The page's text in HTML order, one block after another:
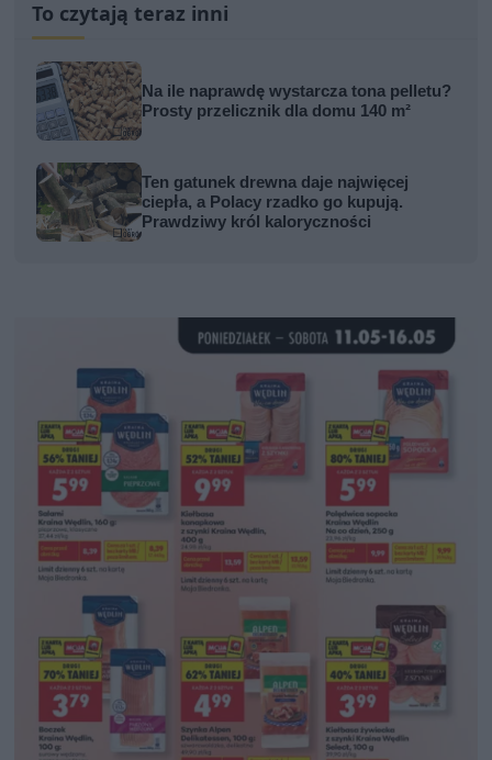
To czytają teraz inni
Na ile naprawdę wystarcza tona pelletu?
Prosty przelicznik dla domu 140 m²
Ten gatunek drewna daje najwięcej
ciepła, a Polacy rzadko go kupują.
Prawdziwy król kaloryczności